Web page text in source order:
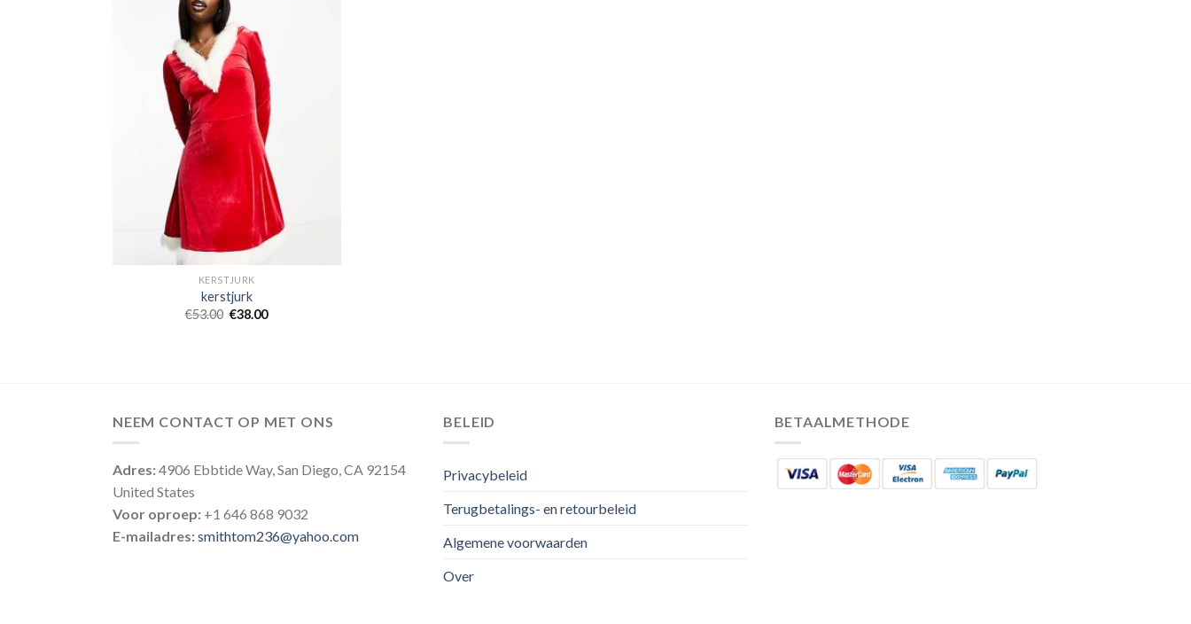
KERSTJURK
kerstjurk
€53.00 €38.00
NEEM CONTACT OP MET ONS
Adres:4906 Ebbtide Way, San Diego, CA 92154
United States
Voor oproep: +1 646 868 9032
E-mailadres:smithtom236@yahoo.com
BELEID
Privacybeleid
Terugbetalings- en retourbeleid
Algemene voorwaarden
Over
BETAALMETHODE